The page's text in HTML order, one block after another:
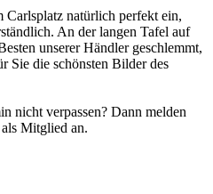
Carlsplatz natürlich perfekt ein,
An der langen Tafel auf
unserer Händler geschlemmt,
Sie die schönsten Bilder des
nicht verpassen? Dann melden
als Mitglied an.